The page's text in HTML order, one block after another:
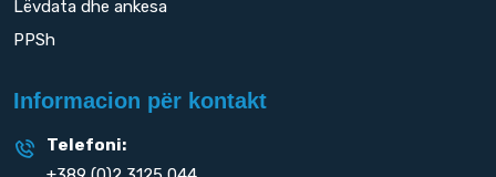
Lëvdata dhe ankesa
PPSh
Informacion për kontakt
Telefoni: